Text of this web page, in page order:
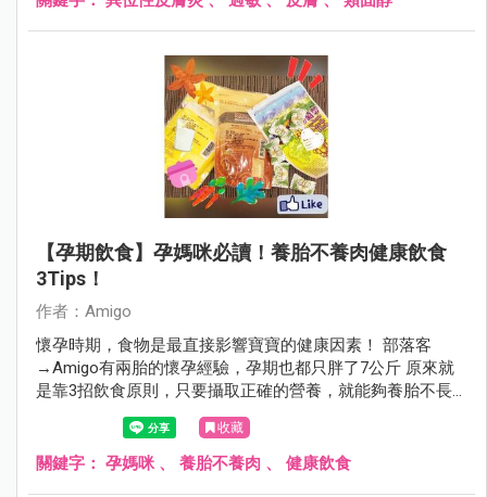
【孕期飲食】孕媽咪必讀！養胎不養肉健康飲食
3Tips！
作者：Amigo
懷孕時期，食物是最直接影響寶寶的健康因素！ 部落客
→Amigo有兩胎的懷孕經驗，孕期也都只胖了7公斤 原來就
是靠3招飲食原則，只要攝取正確的營養，就能夠養胎不長
收藏
關鍵字： 孕媽咪 、 養胎不養肉 、 健康飲食